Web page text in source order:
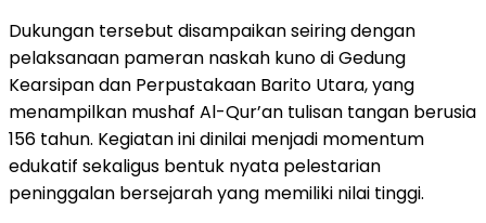
Dukungan tersebut disampaikan seiring dengan
pelaksanaan pameran naskah kuno di Gedung
Kearsipan dan Perpustakaan Barito Utara, yang
menampilkan mushaf Al-Qur’an tulisan tangan berusia
156 tahun. Kegiatan ini dinilai menjadi momentum
edukatif sekaligus bentuk nyata pelestarian
peninggalan bersejarah yang memiliki nilai tinggi.